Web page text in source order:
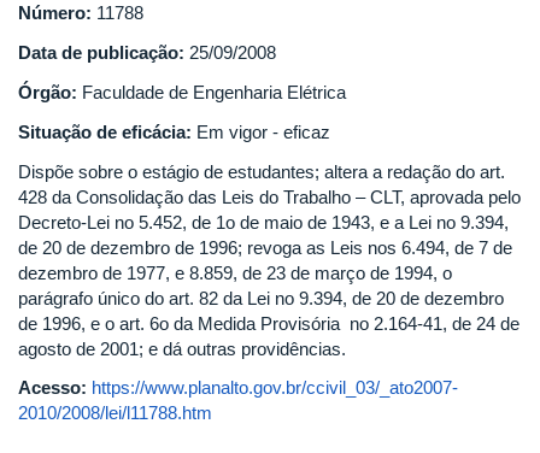
Número: 11788
Data de publicação: 25/09/2008
Órgão: Faculdade de Engenharia Elétrica
Situação de eficácia: Em vigor - eficaz
Dispõe sobre o estágio de estudantes; altera a redação do art.
428 da Consolidação das Leis do Trabalho – CLT, aprovada pelo
Decreto-Lei no 5.452, de 1o de maio de 1943, e a Lei no 9.394,
de 20 de dezembro de 1996; revoga as Leis nos 6.494, de 7 de
dezembro de 1977, e 8.859, de 23 de março de 1994, o
parágrafo único do art. 82 da Lei no 9.394, de 20 de dezembro
de 1996, e o art. 6o da Medida Provisória no 2.164-41, de 24 de
agosto de 2001; e dá outras providências.
Acesso: https://www.planalto.gov.br/ccivil_03/_ato2007-
2010/2008/lei/l11788.htm